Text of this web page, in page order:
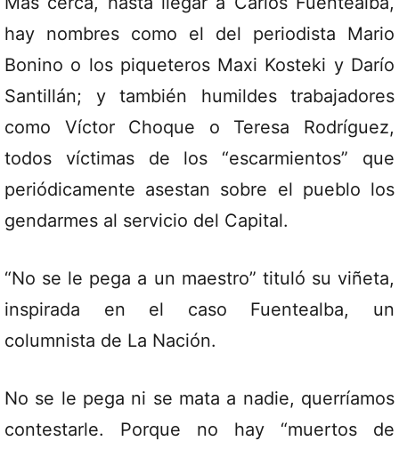
hay nombres como el del periodista Mario
Bonino o los piqueteros Maxi Kosteki y Darío
Santillán; y también humildes trabajadores
como Víctor Choque o Teresa Rodríguez,
todos víctimas de los “escarmientos” que
periódicamente asestan sobre el pueblo los
gendarmes al servicio del Capital.
“No se le pega a un maestro” tituló su viñeta,
inspirada en el caso Fuentealba, un
columnista de La Nación.
No se le pega ni se mata a nadie, querríamos
contestarle. Porque no hay “muertos de